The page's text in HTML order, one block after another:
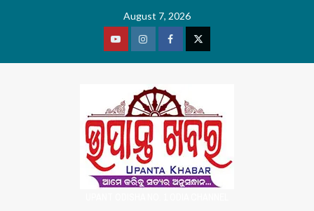
August 7, 2026
YoutubeVimeoFacebookTwitter